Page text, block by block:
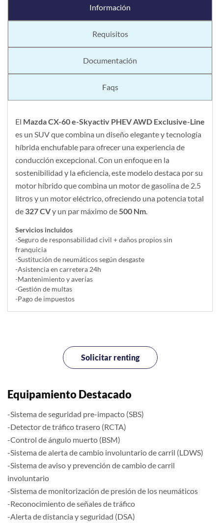
Información
Requisitos
Documentación
Faqs
El Mazda CX-60 e-Skyactiv PHEV AWD Exclusive-Line
es un SUV que combina un diseño elegante y tecnología
híbrida enchufable para ofrecer una experiencia de
conducción excepcional. Con un enfoque en la
sostenibilidad y la eficiencia, este modelo destaca por su
motor híbrido que combina un motor de gasolina de 2.5
litros y un motor eléctrico, ofreciendo una potencia total
de 327 CVy un par máximo de500 Nm.
Servicios incluidos
-Seguro de responsabilidad civil + daños propios sin
franquicia
-Sustitución de neumáticos según desgaste
-Asistencia en carretera 24h
-Mantenimiento y averías
-Gestión de multas
-Pago de impuestos
Solicitar renting
Equipamiento Destacado
-Sistema de seguridad pre-impacto (SBS)
-Detector de tráfico trasero (RCTA)
-Control de ángulo muerto (BSM)
-Sistema de alerta de cambio involuntario de carril (LDWS)
-Sistema de aviso y prevención de cambio de carril
involuntario
-Sistema de monitorización de presión de los neumáticos
-Reconocimiento de señales de tráfico
-Alerta de distancia y seguridad (DSA)